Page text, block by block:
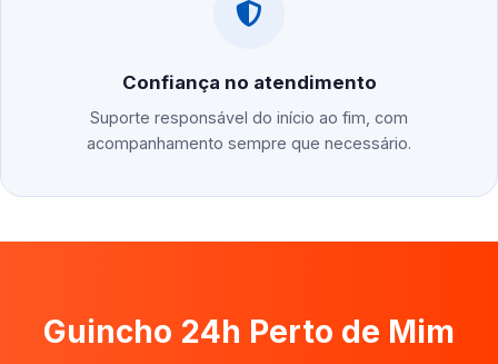
Confiança no atendimento
Suporte responsável do início ao fim, com
acompanhamento sempre que necessário.
Guincho 24h Perto de Mim